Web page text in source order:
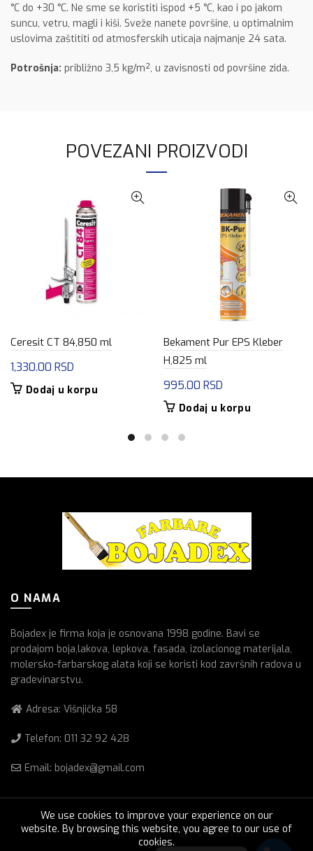
°C do +30 °C. Ne sme se koristiti ispod +5 °C, kao i po jakom
suncu, vetru, magli i kiši. Sveže nanete površine, u optimalnim
uslovima zaštititi od atmosferskih uticaja najmanje 24 sata.
Potrošnja: približno 3,5 kg/m², u zavisnosti od površine zida.
POVEZANI PROIZVODI
Ceresit CT 84,850 ml
1,330.00 RSD
Dodaj u korpu
Bekament Pur EPS Kleber
H,825 ml
995.00 RSD
Dodaj u korpu
O NAMA
Bojadex je firma koja je osnovana 1998 godine. Bavi se
prodajom boja,lakova, lepkova, fasada, izolacionog materijala,
molersko-farbarskog alata koji se koristi kod završnih radova u
gradevinarstvu.
Adresa: Višnjička 58
Telefon: 011 32 92 428
Email: bojadex@gmail.com
© 2026Boje lakovi. All rights reserved
We use cookies to improve your experience on our
website. By browsing this website, you agree to our use of
cookies.